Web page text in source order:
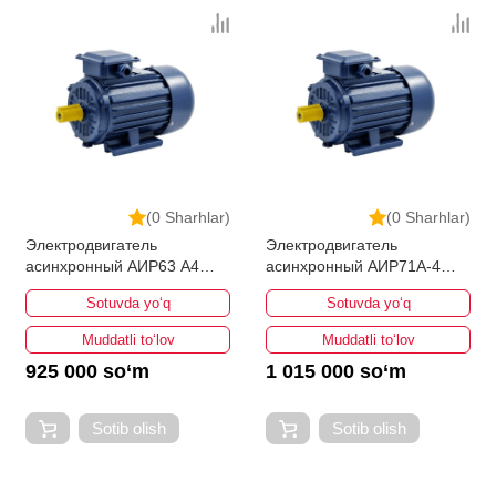
(0 Sharhlar)
Электродвигатель
асинхронный АИР63 A4
0.25кВт 1500об/мин
Sotuvda yo‘q
Muddatli to‘lov
925 000 so‘m
Sotib olish
(0 Sharhlar)
Электродвигатель
асинхронный АИР71A-4
0.55кВт 1500об/мин
Sotuvda yo‘q
Muddatli to‘lov
1 015 000 so‘m
Sotib olish